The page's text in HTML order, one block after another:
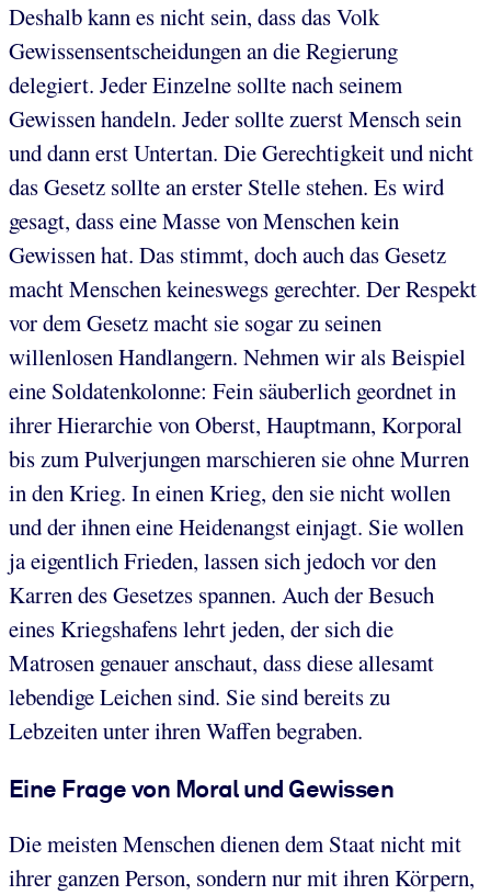
Deshalb kann es nicht sein, dass das Volk
Gewissensentscheidungen an die Regierung
delegiert. Jeder Einzelne sollte nach seinem
Gewissen handeln. Jeder sollte zuerst Mensch sein
und dann erst Untertan. Die Gerechtigkeit und nicht
das Gesetz sollte an erster Stelle stehen. Es wird
gesagt, dass eine Masse von Menschen kein
Gewissen hat. Das stimmt, doch auch das Gesetz
macht Menschen keineswegs gerechter. Der Respekt
vor dem Gesetz macht sie sogar zu seinen
willenlosen Handlangern. Nehmen wir als Beispiel
eine Soldatenkolonne: Fein säuberlich geordnet in
ihrer Hierarchie von Oberst, Hauptmann, Korporal
bis zum Pulverjungen marschieren sie ohne Murren
in den Krieg. In einen Krieg, den sie nicht wollen
und der ihnen eine Heidenangst einjagt. Sie wollen
ja eigentlich Frieden, lassen sich jedoch vor den
Karren des Gesetzes spannen. Auch der Besuch
eines Kriegshafens lehrt jeden, der sich die
Matrosen genauer anschaut, dass diese allesamt
lebendige Leichen sind. Sie sind bereits zu
Lebzeiten unter ihren Waffen begraben.
Eine Frage von Moral und Gewissen
Die meisten Menschen dienen dem Staat nicht mit
ihrer ganzen Person, sondern nur mit ihren Körpern,